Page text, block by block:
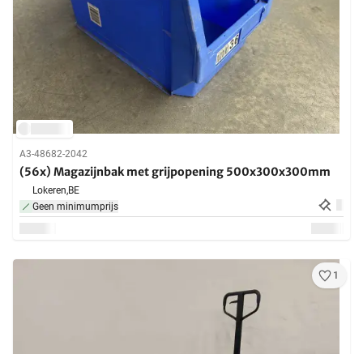
A3-48682-2042
(56x) Magazijnbak met grijpopening 500x300x300mm
Lokeren,BE
Geen minimumprijs
1